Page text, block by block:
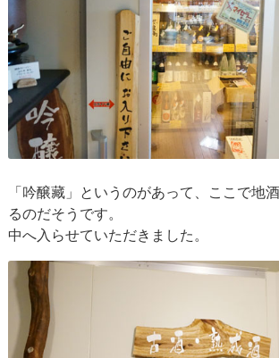
「吟醸藏」というのがあって、ここで地
るのだそうです。
中へ入らせていただきました。